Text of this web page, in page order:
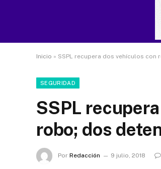
Inicio » SSPL recupera dos vehículos
SEGURIDAD
SSPL
robo; dos
Por Redacción 9 julio, 2018